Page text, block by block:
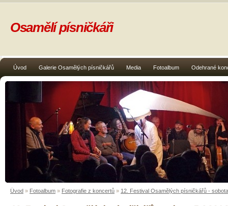
Úvod Galerie Osamělých písničkářů Media Fotoalbum Odehrané
Osamělí písničkáři
Úvod » Fotoalbum » Fotografie z koncertů » 12. Festival Osamělých písničkářů -